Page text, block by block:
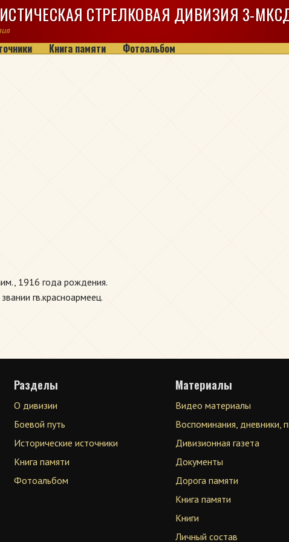
СТРЕЛКОВАЯ ДИВИЗИЯ 3-
Книга памяти Фотоальбом
1916 года рождения.
гв.красноармеец.
Разделы
О дивизии
Боевой путь
Исторические источники
Книга памяти
Фотоальбом
Материалы
Видео материалы
Воспоминания, дневники,
Дивизионная газета
Документы
Дорога памяти
Книга памяти
Книги
Личный состав